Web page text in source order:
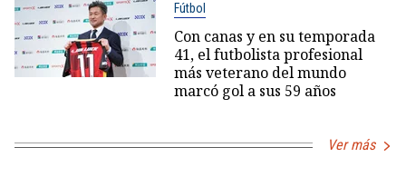
Fútbol
Con canas y en su temporada
41, el futbolista profesional
más veterano del mundo
marcó gol a sus 59 años
Ver más